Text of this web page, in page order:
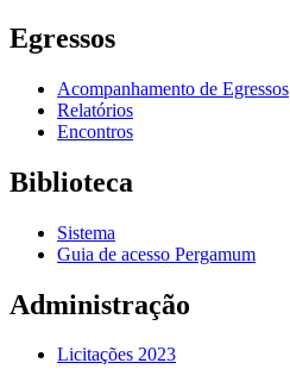
Egressos
Acompanhamento de Egressos
Relatórios
Encontros
Biblioteca
Sistema
Guia de acesso Pergamum
Administração
Licitações 2023